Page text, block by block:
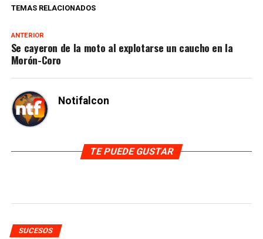
TEMAS RELACIONADOS
ANTERIOR
Se cayeron de la moto al explotarse un caucho en la
Morón-Coro
Notifalcon
TE PUEDE GUSTAR
SUCESOS